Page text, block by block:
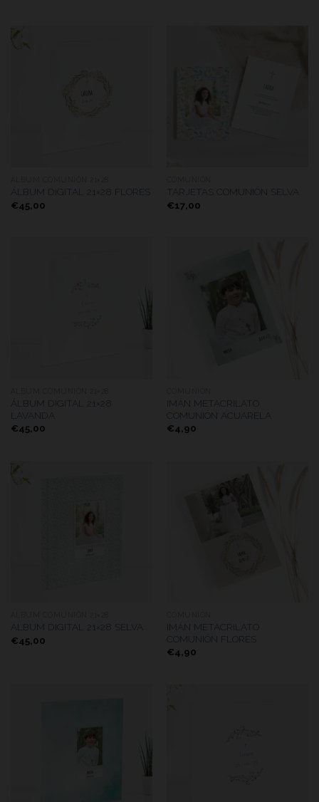
ÁLBUM DIGITAL 21×28 FLORES
€45,00
TARJETAS COMUNIÓN SELVA
€17,00
ÁLBUM DIGITAL 21×28
LAVANDA
€45,00
IMÁN METACRILATO
COMUNIÓN ACUARELA
€4,90
ÁLBUM DIGITAL 21×28 SELVA
€45,00
IMÁN METACRILATO
COMUNIÓN FLORES
€4,90